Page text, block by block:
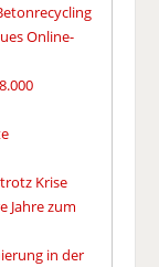
Online-
Krise
Jahre zum
in der